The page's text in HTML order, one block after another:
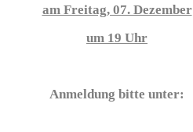
am Freitag, 07. Dezember
um 19 Uhr
Anmeldung bitte unter: